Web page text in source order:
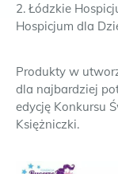
2. Łódzkie
Hospicjum dla
Produkty w
dla najbardziej
edycję Konkursu
Księżniczki.